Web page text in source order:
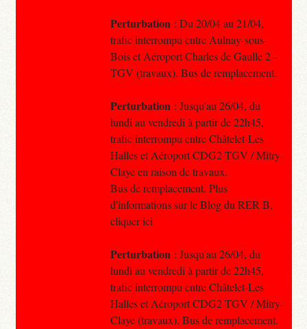
Perturbation : Du 20/04 au 21/04,
trafic interrompu entre Aulnay-sous-
Bois et Aéroport Charles de Gaulle 2 –
TGV (travaux). Bus de remplacement.
Perturbation : Jusqu'au 26/04, du
lundi au vendredi à partir de 22h45,
trafic interrompu entre Châtelet-Les
Halles et Aéroport CDG2-TGV / Mitry-
Claye en raison de travaux.
Bus de remplacement. Plus
d'informations sur le Blog du RER B,
cliquer ici
Perturbation : Jusqu'au 26/04, du
lundi au vendredi à partir de 22h45,
trafic interrompu entre Châtelet-Les
Halles et Aéroport CDG2-TGV / Mitry-
Claye (travaux). Bus de remplacement.